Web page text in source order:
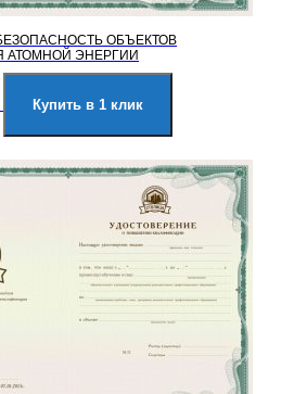
ОБЪЕКТОВ
АТОМНОЙ ЭНЕРГИИ
цена:
Купить в 1 клик